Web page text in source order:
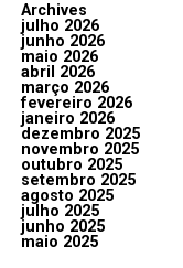
Archives
julho 2026
junho 2026
maio 2026
abril 2026
março 2026
fevereiro 2026
janeiro 2026
dezembro 2025
novembro 2025
outubro 2025
setembro 2025
agosto 2025
julho 2025
junho 2025
maio 2025